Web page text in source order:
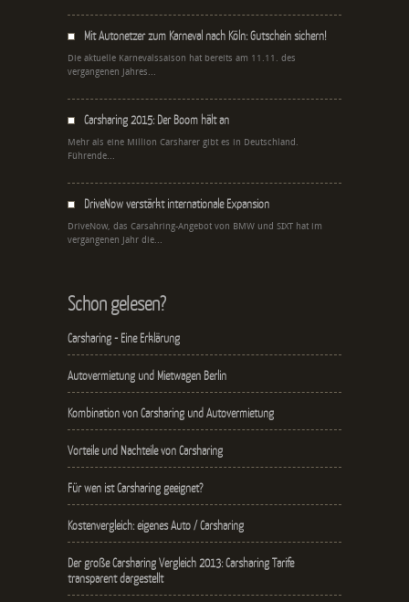
Mit Autonetzer zum Karneval nach Köln: Gutschein sichern!
Die aktuelle Karnevalssaison hat bereits am 11.11. des
vergangenen Jahres...
Carsharing 2015: Der Boom hält an
Mehr als eine Million Carsharer gibt es in Deutschland.
Führende...
DriveNow verstärkt internationale Expansion
DriveNow, das Carsahring-Angebot von BMW und SIXT hat im
vergangenen Jahr die...
Schon gelesen?
Carsharing - Eine Erklärung
Autovermietung und Mietwagen Berlin
Kombination von Carsharing und Autovermietung
Vorteile und Nachteile von Carsharing
Für wen ist Carsharing geeignet?
Kostenvergleich: eigenes Auto / Carsharing
Der große Carsharing Vergleich 2013: Carsharing Tarife
transparent dargestellt